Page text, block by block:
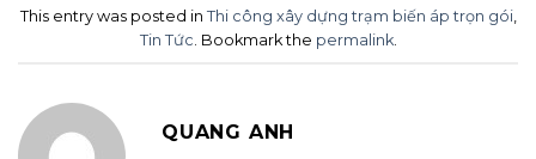
This entry was posted in Thi công xây dựng trạm biến áp trọn gói,
Tin Tức. Bookmark the permalink.
QUANG ANH